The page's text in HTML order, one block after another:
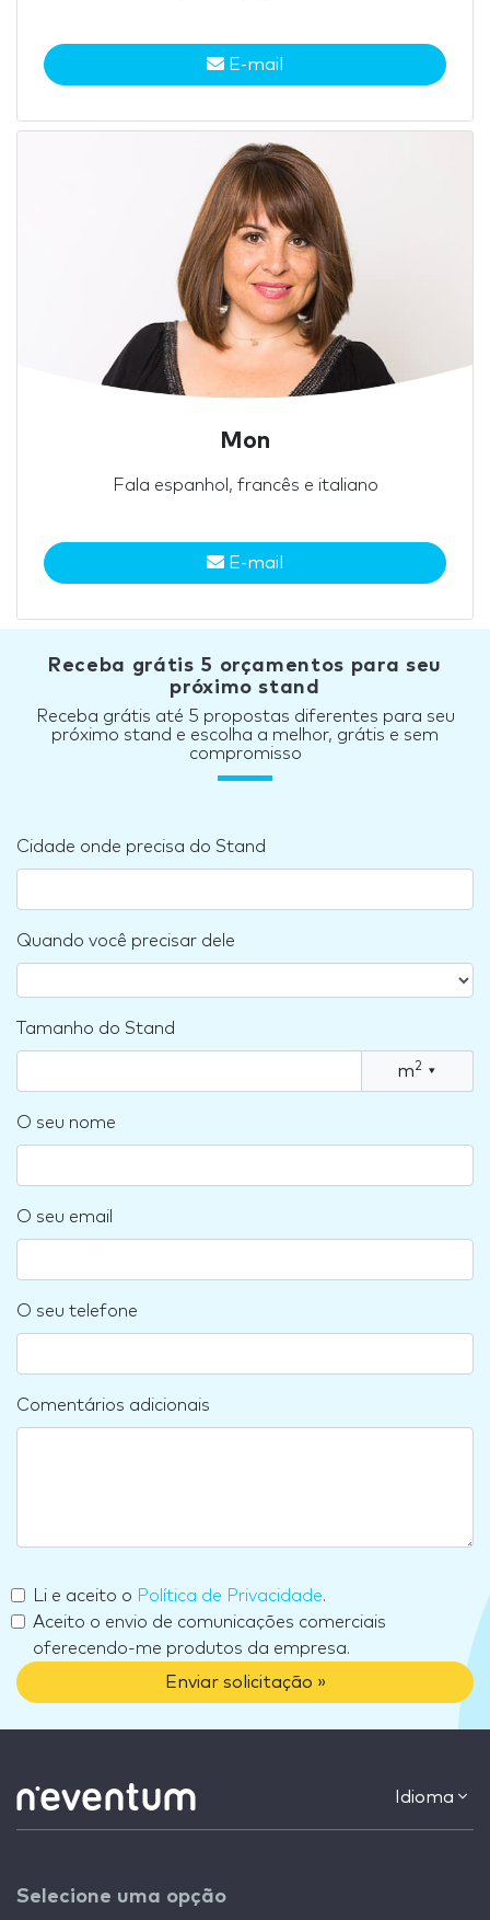
E-mail
Mon
Fala espanhol, francês e italiano
E-mail
Receba grátis 5 orçamentos para seu
próximo stand
Receba grátis até 5 propostas diferentes para seu
próximo stand e escolha a melhor, grátis e sem
compromisso
Cidade onde precisa do Stand
Quando você precisar dele
Tamanho do Stand
m2 ▾
O seu nome
O seu email
O seu telefone
Comentários adicionais
Li e aceito o Política de Privacidade.
Aceito o envio de comunicações comerciais
oferecendo-me produtos da empresa.
Enviar solicitação »
Idioma
Selecione uma opção